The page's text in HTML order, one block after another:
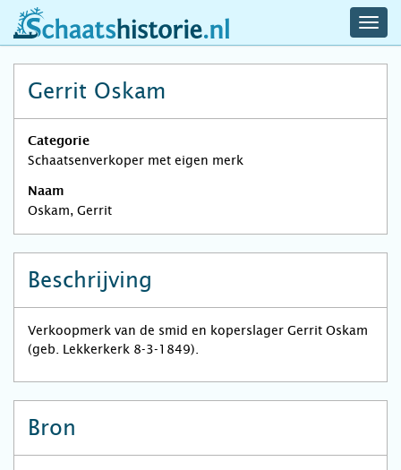
schaatshistorie.nl
Gerrit Oskam
Categorie
Schaatsenverkoper met eigen merk
Naam
Oskam, Gerrit
Beschrijving
Verkoopmerk van de smid en koperslager Gerrit Oskam
(geb. Lekkerkerk 8-3-1849).
Bron